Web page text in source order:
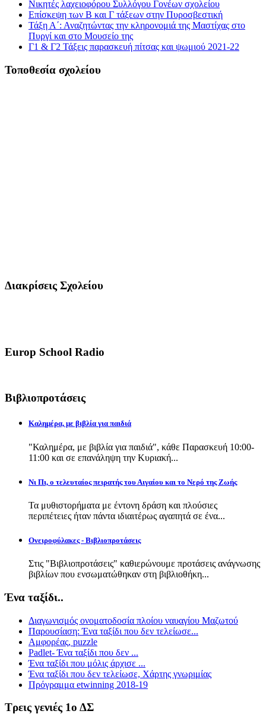
Νικητές λαχειοφόρου Συλλόγου Γονέων σχολείου
Επίσκεψη των Β και Γ τάξεων στην Πυροσβεστική
Τάξη Α΄: Αναζητώντας την κληρονομιά της Μαστίχας στο
Πυργί και στο Μουσείο της
Γ1 & Γ2 Τάξεις παρασκευή πίτσας και ψωμιού 2021-22
Τοποθεσία σχολείου
Διακρίσεις Σχολείου
Europ School Radio
Βιβλιοπροτάσεις
Καλημέρα, με βιβλία για παιδιά
"Καλημέρα, με βιβλία για παιδιά", κάθε Παρασκευή 10:00-
11:00 και σε επανάληψη την Κυριακή...
Νι Πι, ο τελευταίος πειρατής του Αιγαίου και το Νερό της Ζωής
Τα μυθιστορήματα με έντονη δράση και πλούσιες
περιπέτειες ήταν πάντα ιδιαιτέρως αγαπητά σε ένα...
Ονειροφύλακες - Βιβλιοπροτάσεις
Στις "Βιβλιοπροτάσεις" καθιερώνουμε προτάσεις ανάγνωσης
βιβλίων που ενσωματώθηκαν στη βιβλιοθήκη...
Ένα ταξίδι..
Διαγωνισμός ονοματοδοσία πλοίου ναυαγίου Μαζωτού
Παρουσίαση: Ένα ταξίδι που δεν τελείωσε...
Αμφορέας, puzzle
Padlet- Ένα ταξίδι που δεν ...
Ένα ταξίδι που μόλις άρχισε ...
Ένα ταξίδι που δεν τελείωσε, Χάρτης γνωριμίας
Πρόγραμμα etwinning 2018-19
Τρεις γενιές 1ο ΔΣ